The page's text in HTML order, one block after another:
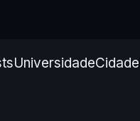
UniversidadeCidade